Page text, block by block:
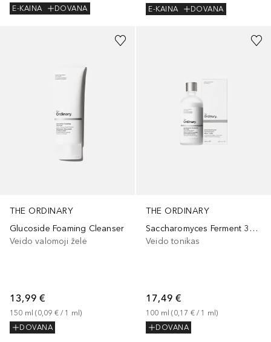
E-KAINA
DOVANA
E-KAINA
DOVANA
THE ORDINARY
Glucoside Foaming Cleanser
Veido valomoji želė
13,99 €
150 ml (0,09 € / 1 ml)
DOVANA
THE ORDINARY
Saccharomyces Ferment 30% Milky Toner
Veido tonikas
17,49 €
100 ml (0,17 € / 1 ml)
DOVANA